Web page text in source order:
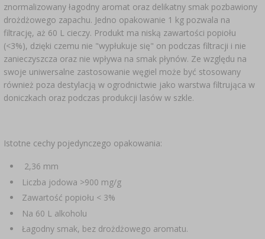
znormalizowany łagodny aromat oraz delikatny smak pozbawiony
drożdżowego zapachu. Jedno opakowanie 1 kg pozwala na
filtrację, aż 60 L cieczy. Produkt ma niską zawartości popiołu
(<3%), dzięki czemu nie "wypłukuje się" on podczas filtracji i nie
zanieczyszcza oraz nie wpływa na smak płynów. Ze względu na
swoje uniwersalne zastosowanie węgiel może być stosowany
również poza destylacją w ogrodnictwie jako warstwa filtrująca w
doniczkach oraz podczas produkcji lasów w szkle.
Istotne cechy pojedynczego opakowania:
2,36 mm
Liczba jodowa >900 mg/g
Zawartość popiołu < 3%
Na 60 L alkoholu
Łagodny smak, bez drożdżowego aromatu.